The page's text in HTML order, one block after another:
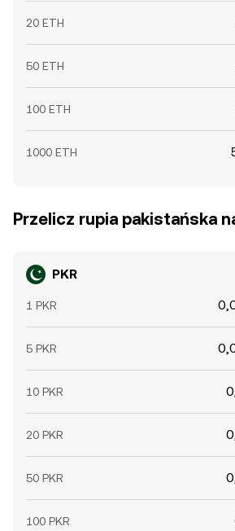
20 ETH
50 ETH
100 ETH
1000 ETH
Przelicz rupia pakistańska
PKR
1 PKR
5 PKR
10 PKR
20 PKR
50 PKR
100 PKR